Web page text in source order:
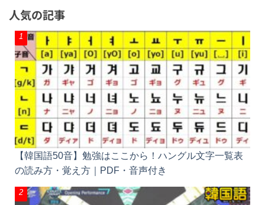
人気の記事
【韓国語50音】勉強はここから！ハングル文字一覧表
の読み方・覚え方｜PDF・音声付き